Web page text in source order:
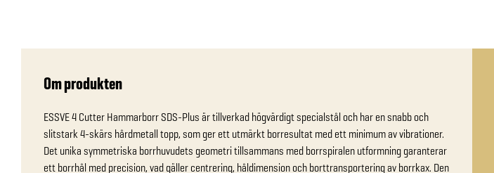
Om produkten
ESSVE 4 Cutter Hammarborr SDS-Plus är tillverkad högvärdigt specialstål och har en snabb och
slitstark 4-skärs hårdmetall topp, som ger ett utmärkt borresultat med ett minimum av vibrationer.
Det unika symmetriska borrhuvudets geometri tillsammans med borrspiralen utformning garanterar
ett borrhål med precision, vad gäller centrering, håldimension och borttransportering av borrkax. Den